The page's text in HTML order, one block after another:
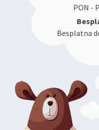
PON -
Besplatna